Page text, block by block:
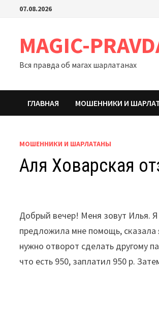
Перейти07.08.2026
MAGIC-
Вся правда об магах шарлатанах
ГЛАВНАЯ МОШЕННИКИ И
МОШЕННИКИ И ШАРЛАТАНЫ
Аля Ховарская
Добрый вечер! Меня зовут Илья.
предложила мне помощь, сказала
нужно отворот сделать другому
что есть 950, заплатил 950 р.